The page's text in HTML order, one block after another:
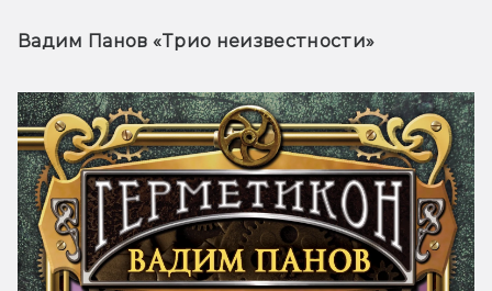
Вадим Панов «Трио неизвестности»